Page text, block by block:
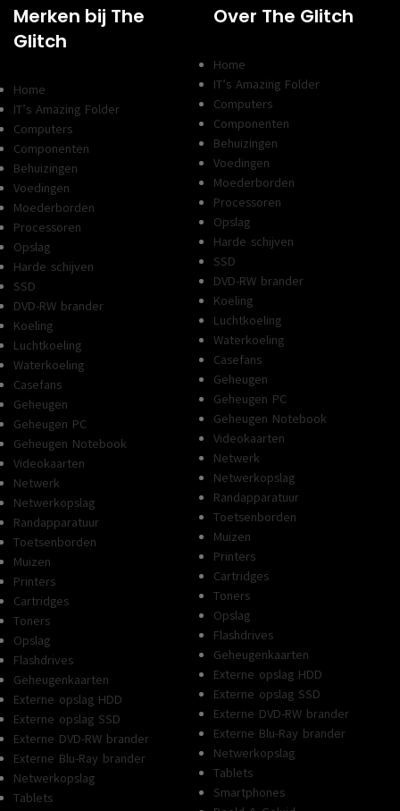
Merken bij The
Glitch
Home
IT’s Amazing Folder
Computers
Componenten
Behuizingen
Voedingen
Moederborden
Processoren
Opslag
Harde schijven
SSD
DVD-RW brander
Koeling
Luchtkoeling
Waterkoeling
Casefans
Geheugen
Geheugen PC
Geheugen Notebook
Videokaarten
Netwerk
Netwerkopslag
Randapparatuur
Toetsenborden
Muizen
Printers
Cartridges
Toners
Opslag
Flashdrives
Geheugenkaarten
Externe opslag HDD
Externe opslag SSD
Externe DVD-RW brander
Externe Blu-Ray brander
Netwerkopslag
Tablets
Over The Glitch
Home
IT’s Amazing Folder
Computers
Componenten
Behuizingen
Voedingen
Moederborden
Processoren
Opslag
Harde schijven
SSD
DVD-RW brander
Koeling
Luchtkoeling
Waterkoeling
Casefans
Geheugen
Geheugen PC
Geheugen Notebook
Videokaarten
Netwerk
Netwerkopslag
Randapparatuur
Toetsenborden
Muizen
Printers
Cartridges
Toners
Opslag
Flashdrives
Geheugenkaarten
Externe opslag HDD
Externe opslag SSD
Externe DVD-RW brander
Externe Blu-Ray brander
Netwerkopslag
Tablets
Smartphones